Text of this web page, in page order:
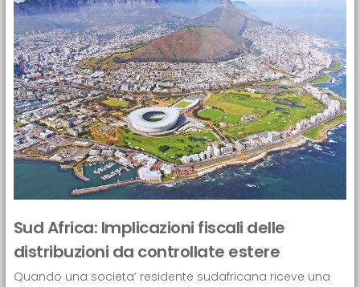
Sud Africa: Implicazioni fiscali delle
distribuzioni da controllate estere
Quando una societa’ residente sudafricana riceve una